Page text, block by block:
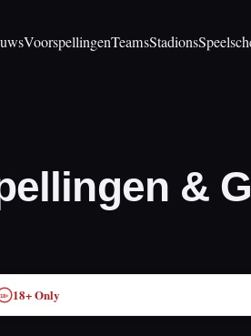
VoorspellingenTeamsStadions
&
18+ 18+ Only